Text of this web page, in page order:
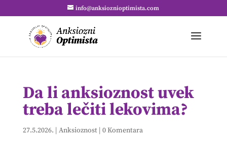
info@anksioznioptimista.com
Da li anksioznost uvek
treba lečiti lekovima?
27.5.2026. | Anksioznost| 0 Komentara